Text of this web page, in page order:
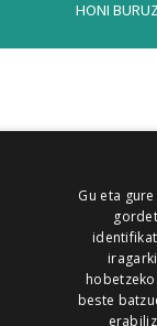
HONI
Gu eta
beste